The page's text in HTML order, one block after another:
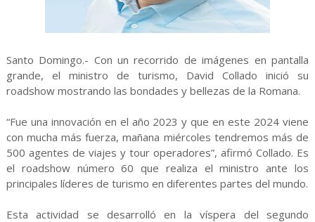
Santo Domingo.- Con un recorrido de imágenes en pantalla
grande, el ministro de turismo, David Collado inició su
roadshow mostrando las bondades y bellezas de la Romana.
“Fue una innovación en el año 2023 y que en este 2024 viene
con mucha más fuerza, mañana miércoles tendremos más de
500 agentes de viajes y tour operadores”, afirmó Collado. Es
el roadshow número 60 que realiza el ministro ante los
principales líderes de turismo en diferentes partes del mundo.
Esta actividad se desarrolló en la víspera del segundo